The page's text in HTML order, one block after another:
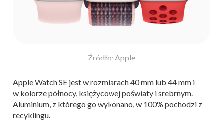
Źródło: Apple
Apple Watch SE jest w rozmiarach 40 mm lub 44 mm i
w kolorze północy, księżycowej poświaty i srebrnym.
Aluminium, z którego go wykonano, w 100% pochodzi z
recyklingu.